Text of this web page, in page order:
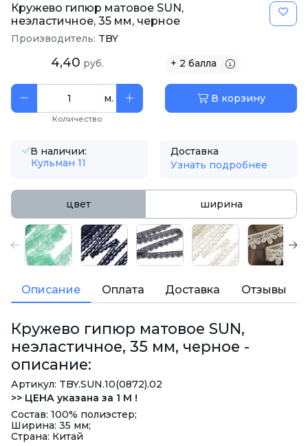
Кружево гипюр матовое SUN,
неэластичное, 35 мм, черное
Производитель: TBY
4,40 руб. + 2 балла
м.
Количество
В корзину
В наличии:
Кульман 11
Доставка
Узнать подробнее
цвет ширина
Описание Оплата Доставка Отзывы
Кружево гипюр матовое SUN,
неэластичное, 35 мм, черное -
описание:
Артикул: TBY.SUN.10(0872).02
>> ЦЕНА указана за 1 М !
Состав: 100% полиэстер;
Ширина: 35 мм;
Страна: Китай